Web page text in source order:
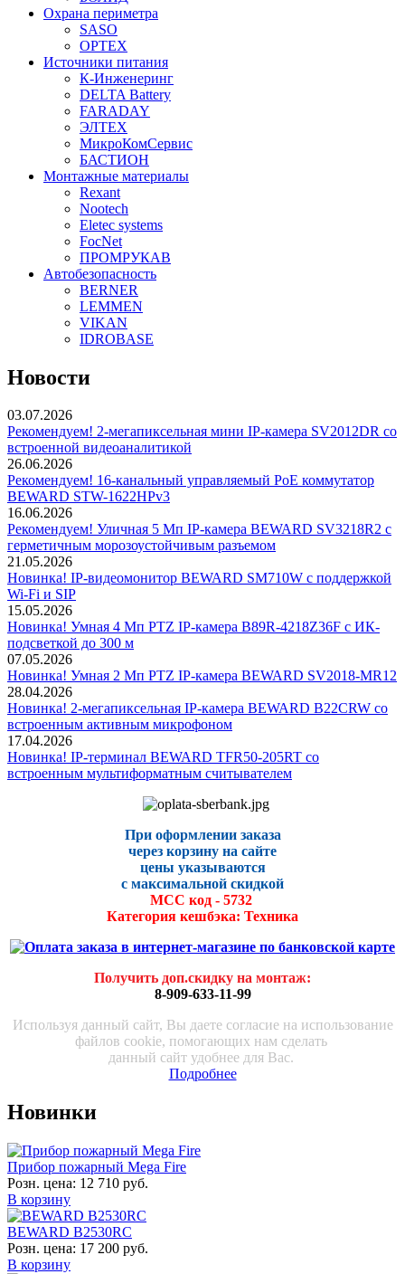
Охрана периметра
SASO
OPTEX
Источники питания
К-Инженеринг
DELTA Battery
FARADAY
ЭЛТЕХ
МикроКомСервис
БАСТИОН
Монтажные материалы
Rexant
Nootech
Eletec systems
FocNet
ПРОМРУКАВ
Автобезопасность
BERNER
LEMMEN
VIKAN
IDROBASE
Новости
03.07.2026
Рекомендуем! 2-мегапиксельная мини IP-камера SV2012DR со
встроенной видеоаналитикой
26.06.2026
Рекомендуем! 16-канальный управляемый PoE коммутатор
BEWARD STW-1622HPv3
16.06.2026
Рекомендуем! Уличная 5 Мп IP-камера BEWARD SV3218R2 с
герметичным морозоустойчивым разъемом
21.05.2026
Новинка! IP-видеомонитор BEWARD SM710W с поддержкой
Wi-Fi и SIP
15.05.2026
Новинка! Умная 4 Мп PTZ IP-камера B89R-4218Z36F с ИК-
подсветкой до 300 м
07.05.2026
Новинка! Умная 2 Мп PTZ IP-камера BEWARD SV2018-MR12
28.04.2026
Новинка! 2-мегапиксельная IP-камера BEWARD B22CRW со
встроенным активным микрофоном
17.04.2026
Новинка! IP-терминал BEWARD TFR50-205RT со
встроенным мультиформатным считывателем
При оформлении заказа
через корзину на сайте
цены указываются
с максимальной скидкой
МСС код - 5732
Категория кешбэка: Техника
Получить доп.скидку на монтаж:
8-909-633-11-99
Используя данный сайт, Вы даете согласие на использование
файлов cookie, помогающих нам сделать
данный сайт удобнее для Вас.
Подробнее
Новинки
Прибор пожарный Mega Fire
Розн. цена: 12 710 руб.
В корзину
BEWARD B2530RC
Розн. цена: 17 200 руб.
В корзину